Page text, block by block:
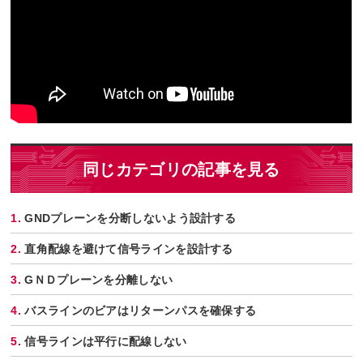
同じカテゴリの記事を見る
GNDプレーンを分断しないよう設計する
直角配線を避けて信号ラインを設計する
GＮＤプレーンを分離しない
バスラインのビアはリターンパスを確保する
信号ラインは平行に配線しない